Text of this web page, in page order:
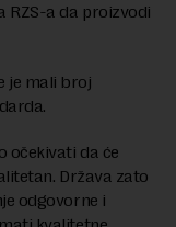
RZS-a da proizvodi
je mali broj
očekivati da će
Država zato
odgovorne i